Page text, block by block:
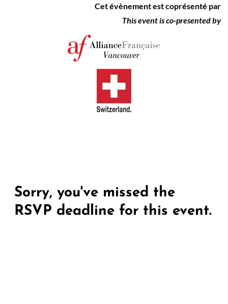
Cet évènement est coprésenté par
This event is co-presented by
Sorry, you've missed the
RSVP deadline for this event.